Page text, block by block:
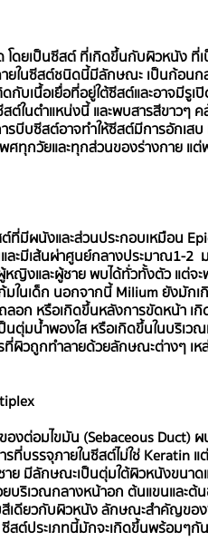
ดยเป็นซีสต์ ที่เกิดขึ้นกับผิวหนัง ที่
ายในซีสต์ชนิดนี้มีลักษณะ เป็นก้อ
บเนื้อเยื่อที่อยู่ใต้ซีสต์และอาจมีรู
ในตำแหน่งนี้ และพบสารสีขาวๆ ค
บีบซีสต์อาจทำให้ซีสต์มีการอักเส
พศทุกวัยและทุกส่วนของร่างกาย
ต์ที่มีผนังและส่วนประกอบเหมือน
ละมีเส้นผ่าศูนย์กลางประมาณ1-
หญิงและผู้ชาย พบได้ทั่วทั้งตัว แต่จ
มในเด็ก นอกจากนี้ Milium ยังมั
ลอก หรือเกิดขึ้นหลังการขัดหน้า เ
นตุ่มน้ำพองใส หรือเกิดขึ้นในบริเ
ผิวถูกทำลายด้วยลักษณะต่างๆ เห
องต่อมไขมัน (Sebaceous
รที่บรรจุภายในซีสต์ไม่ใช่
าย มีลักษณะเป็นตุ่มใต้ผิวหนังขน
บริเวณกลางหน้าอก ต้นแขนและต้
เดียวกับผิวหนัง ลักษณะสำคัญของ
ซีสต์ประเภทนี้มักจะเกิดขึ้นพร้อมๆ